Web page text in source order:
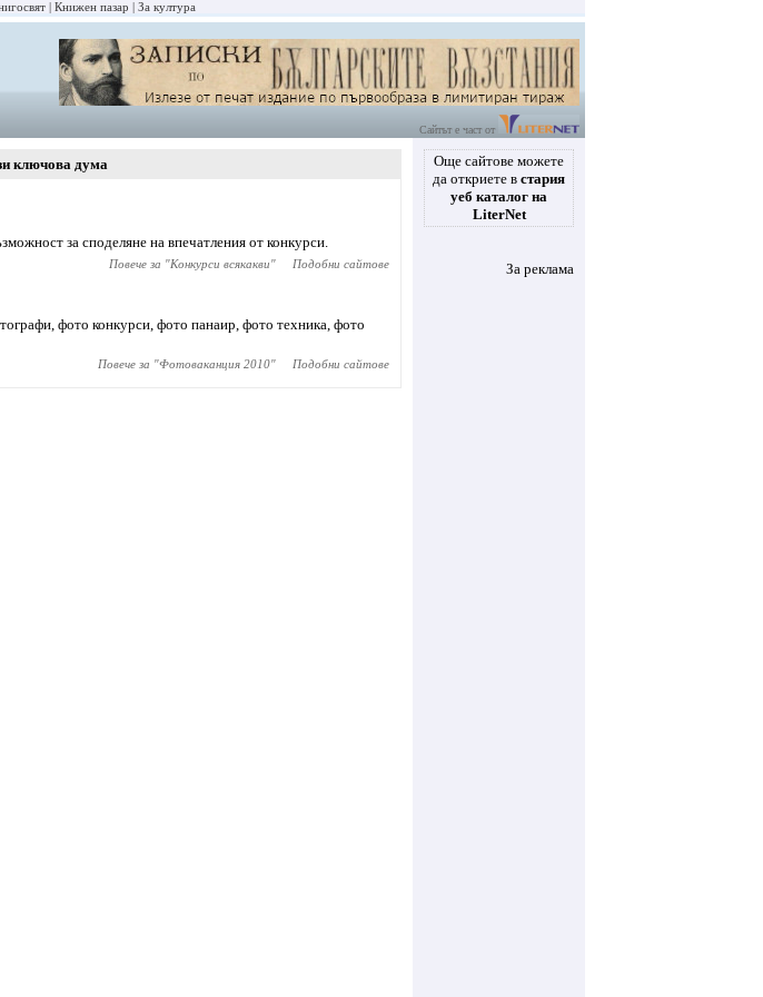
Книжен пазар За култура
Сайтът е част от
ключова дума
за споделяне на впечатления от конкурси.
Повече за "Конкурси всякакви" Подобни сайтове
фото конкурси, фото панаир, фото техника, фото
Повече за "Фотоваканция 2010" Подобни сайтове
Още сайтове можете
да откриете в стария
уеб каталог на
LiterNet
За реклама